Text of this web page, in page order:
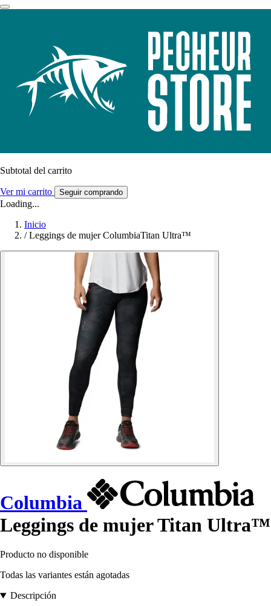
Subtotal del carrito
Ver mi carrito Seguir comprando
Loading...
Inicio
/ Leggings de mujer ColumbiaTitan Ultra™
Columbia
Leggings de mujer Titan Ultra™
Producto no disponible
Todas las variantes están agotadas
Descripción